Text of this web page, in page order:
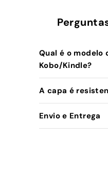
Qual é o modelo
Kobo/Kindle?
A capa é
Envio e Entrega